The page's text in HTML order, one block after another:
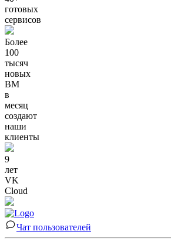
готовых
сервисов
Более
100
тысяч
новых
ВМ
в
месяц
создают
наши
клиенты
9
лет
VK
Cloud
Чат пользователей